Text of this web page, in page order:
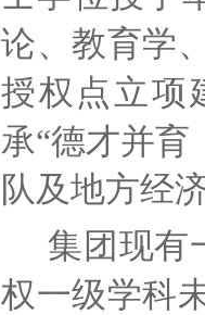
论、教育学
授权点立项
承“德才并育
队及地方经
集团现有
权一级学科